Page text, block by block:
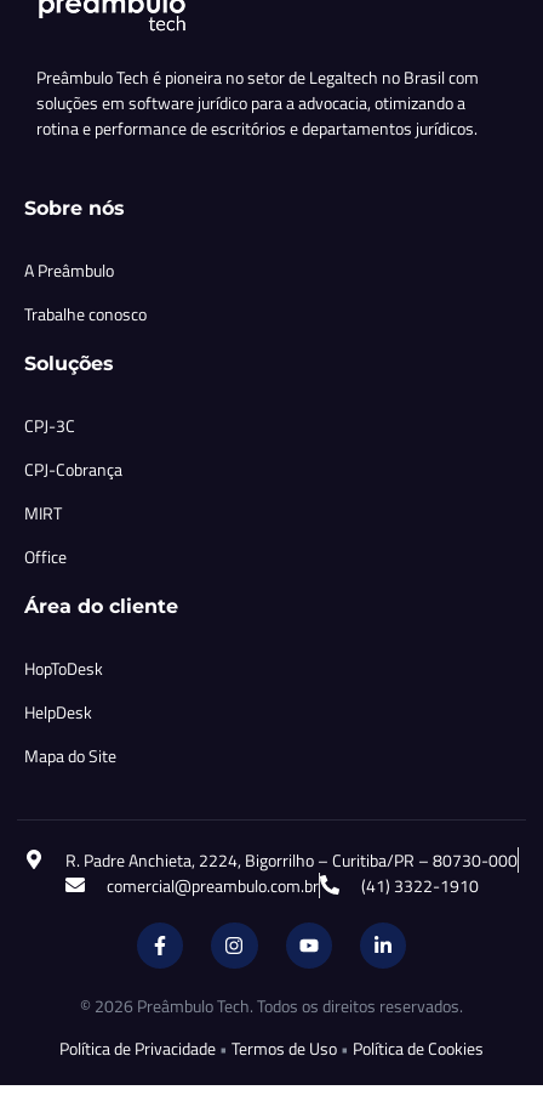
Preâmbulo Tech é pioneira no setor de Legaltech no Brasil com
soluções em software jurídico para a advocacia, otimizando a
rotina e performance de escritórios e departamentos jurídicos.
Sobre nós
A Preâmbulo
Trabalhe conosco
Soluções
CPJ-3C
CPJ-Cobrança
MIRT
Office
Área do cliente
HopToDesk
HelpDesk
Mapa do Site
R. Padre Anchieta, 2224, Bigorrilho – Curitiba/PR – 80730-000
comercial@preambulo.com.br
(41) 3322-1910
© 2026 Preâmbulo Tech. Todos os direitos reservados.
Política de Privacidade• Termos de Uso• Política de Cookies